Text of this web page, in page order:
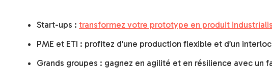
Start-ups : transformez votre prototype en produit
PME et ETI : profitez d’une production flexible et d’un
Grands groupes : gagnez en agilité et en résilience avec un